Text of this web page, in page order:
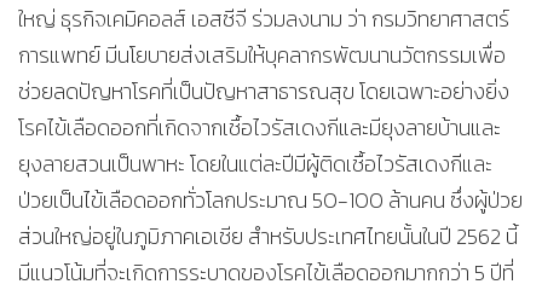
ใหญ่ ธุรกิจเคมิคอลส์ เอสซีจี ร่วมลงนาม ว่า กรมวิทยาศาสตร์
การแพทย์ มีนโยบายส่งเสริมให้บุคลากรพัฒนานวัตกรรมเพื่อ
ช่วยลดปัญหาโรคที่เป็นปัญหาสาธารณสุข โดยเฉพาะอย่างยิ่ง
โรคไข้เลือดออกที่เกิดจากเชื้อไวรัสเดงกีและมียุงลายบ้านและ
ยุงลายสวนเป็นพาหะ โดยในแต่ละปีมีผู้ติดเชื้อไวรัสเดงกีและ
ป่วยเป็นไข้เลือดออกทั่วโลกประมาณ 50-100 ล้านคน ซึ่งผู้ป่วย
ส่วนใหญ่อยู่ในภูมิภาคเอเชีย สำหรับประเทศไทยนั้นในปี 2562 นี้
มีแนวโน้มที่จะเกิดการระบาดของโรคไข้เลือดออกมากกว่า 5 ปีที่